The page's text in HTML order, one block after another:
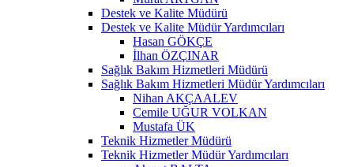
Destek ve Kalite Müdürü
Destek ve Kalite Müdür Yardımcıları
Hasan GÖKÇE
İlhan ÖZÇINAR
Sağlık Bakım Hizmetleri Müdürü
Sağlık Bakım Hizmetleri Müdür Yardımcıları
Nihan AKÇAALEV
Cemile UĞUR VOLKAN
Mustafa ÜK
Teknik Hizmetler Müdürü
Teknik Hizmetler Müdür Yardımcıları